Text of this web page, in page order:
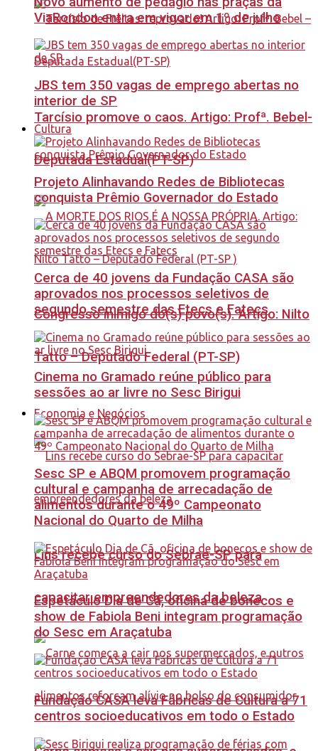
Tarcísio promove o caos. Artigo: Profª. Bebel-
Deputada Estadual(PT-SP)
Congresso inimigo do(s) povo(s). Artigo: Nilto
Tatto – Deputado Federal (PT-SP)
Economia e Negócios
Lins recebe curso do Sebrae-SP para
capacitar empreendedores da beleza
ViaRondon entra em vigor em 1º de julho
JBS tem 350 vagas de emprego abertas no
interior de SP
Cultura
Projeto Alinhavando Redes de Bibliotecas
conquista Prêmio Governador do Estado
Cerca de 40 jovens da Fundação CASA são
aprovados nos processos seletivos de
segundo semestre das Etecs e Fatecs
Cinema no Gramado reúne público para
sessões ao ar livre no Sesc Birigui
Sesc SP e ABQM promovem programação
cultural e campanha de arrecadação de
alimentos durante o 49º Campeonato
Nacional do Quarto de Milha
Espetáculo Dia de Cã, oficina de bonecos e
show de Fabiola Beni integram programação
do Sesc em Araçatuba
Fundação CASA leva Fábricas de Cultura a 71
centros socioeducativos em todo o Estado